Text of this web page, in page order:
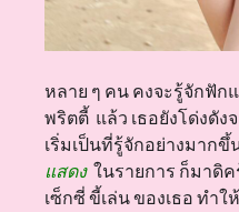
หลาย ๆ คน คงจะรู้จักฟัก
พริตตี้ แล้ว เธอยังโด่งดัง
เริ่มเป็นที่รู้จักอย่างมากขึ้
แสดงในรายการ ก็มาดิค
เซ็กซี่ ขี้เล่น ของเธอ ทำ